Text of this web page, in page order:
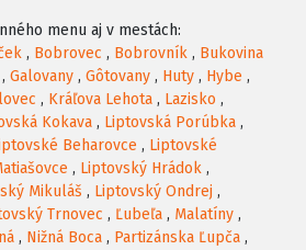
menu aj v mestách:
, Bobrovec , Bobrovník , Bukovina
, Galovany , Gôtovany , Huty , Hybe ,
, Kráľova Lehota , Lazisko ,
Kokava , Liptovská Porúbka ,
Beharovce , Liptovské
, Liptovský Hrádok ,
Mikuláš , Liptovský Ondrej ,
Trnovec , Ľubeľa , Malatíny ,
, Nižná Boca , Partizánska Ľupča ,